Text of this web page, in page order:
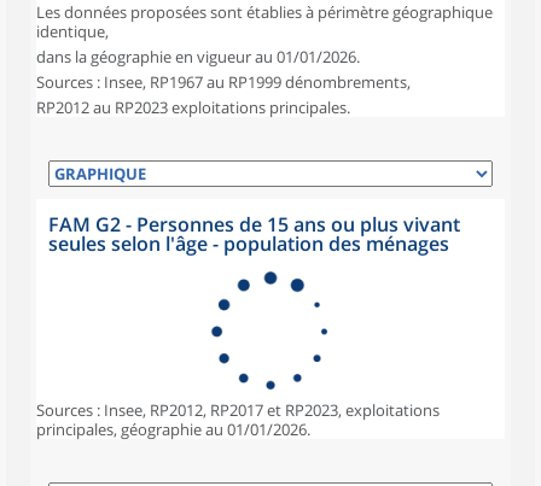
Les données proposées sont établies à périmètre géographique
identique,
dans la géographie en vigueur au 01/01/2026.
Sources : Insee, RP1967 au RP1999 dénombrements,
RP2012 au RP2023 exploitations principales.
FAM G2 - Personnes de 15 ans ou plus vivant
seules selon l'âge - population des ménages
Sources : Insee, RP2012, RP2017 et RP2023, exploitations
principales, géographie au 01/01/2026.